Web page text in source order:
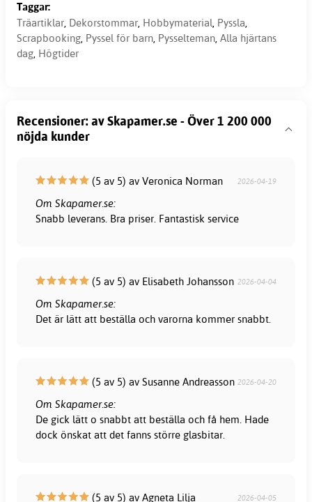
Taggar:
Träartiklar, Dekorstommar, Hobbymaterial, Pyssla,
Scrapbooking, Pyssel för barn, Pysselteman, Alla hjärtans
dag, Högtider
Recensioner: av Skapamer.se - Över 1 200 000
nöjda kunder
(5 av 5) av Veronica Norman 2026-04-19
Om Skapamer.se:
Snabb leverans. Bra priser. Fantastisk service
(5 av 5) av Elisabeth Johansson 2026-04-04
Om Skapamer.se:
Det är lätt att beställa och varorna kommer snabbt.
(5 av 5) av Susanne Andreasson 2026-04-20
Om Skapamer.se:
De gick lätt o snabbt att beställa och få hem. Hade
dock önskat att det fanns större glasbitar.
(5 av 5) av Agneta Lilja 2026-04-05